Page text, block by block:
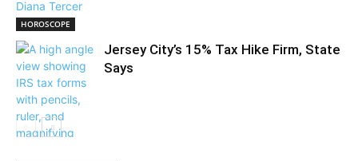
HOROSCOPE
Jersey City’s 15% Tax Hike Firm, State
Says